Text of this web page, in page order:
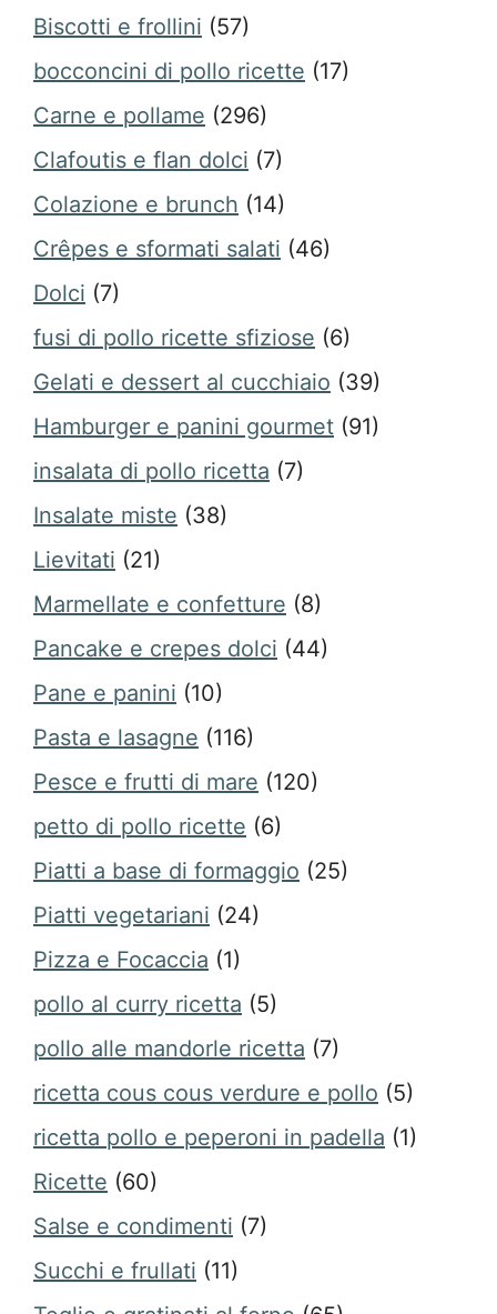
Biscotti e frollini (57)
bocconcini di pollo ricette (17)
Carne e pollame (296)
Clafoutis e flan dolci (7)
Colazione e brunch (14)
Crêpes e sformati salati (46)
Dolci (7)
fusi di pollo ricette sfiziose (6)
Gelati e dessert al cucchiaio (39)
Hamburger e panini gourmet (91)
insalata di pollo ricetta (7)
Insalate miste (38)
Lievitati (21)
Marmellate e confetture (8)
Pancake e crepes dolci (44)
Pane e panini (10)
Pasta e lasagne (116)
Pesce e frutti di mare (120)
petto di pollo ricette (6)
Piatti a base di formaggio (25)
Piatti vegetariani (24)
Pizza e Focaccia (1)
pollo al curry ricetta (5)
pollo alle mandorle ricetta (7)
ricetta cous cous verdure e pollo (5)
ricetta pollo e peperoni in padella (1)
Ricette (60)
Salse e condimenti (7)
Succhi e frullati (11)